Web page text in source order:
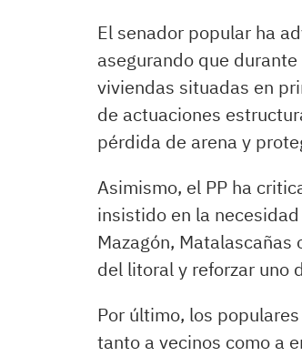
El senador popular ha
asegurando que
viviendas situadas en
de actuaciones
pérdida de arena y
Asimismo, el PP ha
insistido en la
Mazagón,
del litoral y reforzar uno
Por último, los
tanto a vecinos como a